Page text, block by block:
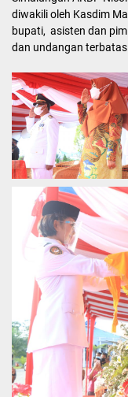
diwakili oleh Kasdim
bupati, asisten dan
dan undangan